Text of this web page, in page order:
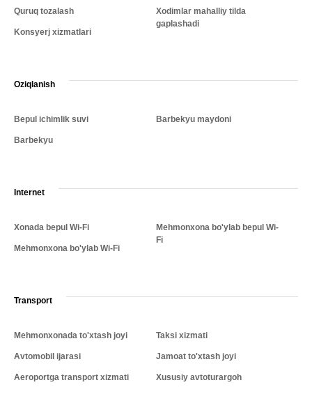
Quruq tozalash
Konsyerj xizmatlari
Xodimlar mahalliy tilda
gaplashadi
Oziqlanish
Bepul ichimlik suvi
Barbekyu
Barbekyu maydoni
Internet
Xonada bepul Wi-Fi
Mehmonxona bo'ylab Wi-Fi
Mehmonxona bo'ylab bepul Wi-
Fi
Transport
Mehmonxonada to'xtash joyi
Avtomobil ijarasi
Aeroportga transport xizmati
Taksi xizmati
Jamoat to'xtash joyi
Xususiy avtoturargoh